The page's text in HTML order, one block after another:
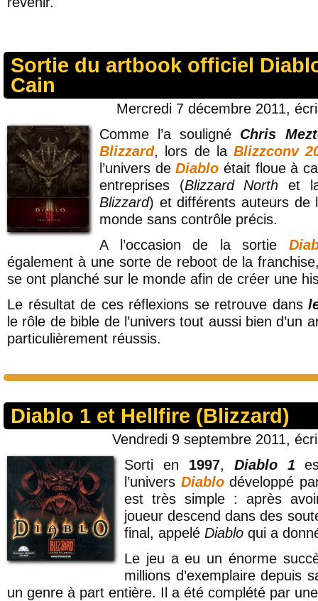
Sortie du artbook officiel
Cain
Mercredi 7 décembre 2011,
Comme l’a souligné Chris
Blizzard, lors de la Blizzconv
l’univers deDiablo était floue à
entreprises (Blizzard North et
Blizzard) et différents auteurs de
monde sans contrôle précis.
A l’occasion de la sortie
également à une sorte de reboot de la
se ont planché sur le monde afin de créer une
Le résultat de ces réflexions se retrouve dans
le rôle de bible de l’univers tout aussi bien d’un
particulièrement réussis.
Diablo 1 et Hellfire (Blizzard)
Vendredi 9 septembre 2011,
Sorti en 1997, Diablo 1
l’univers Diablo développé
est très simple : après
joueur descend dans des
final, appelé Diablo qui a
Le jeu a eu un énorme
millions d’exemplaire depuis
un genre à part entière. Il a été complété par